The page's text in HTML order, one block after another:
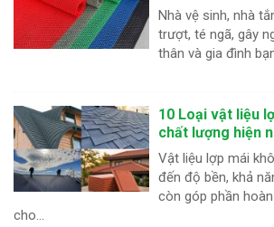
Nhà vệ sinh, nhà
trượt, té ngã, gây
thân và gia đình
10 Loại vật liệu
chất lượng hiện
Vật liệu lợp mái
đến độ bền, khả
còn góp phần
cho...